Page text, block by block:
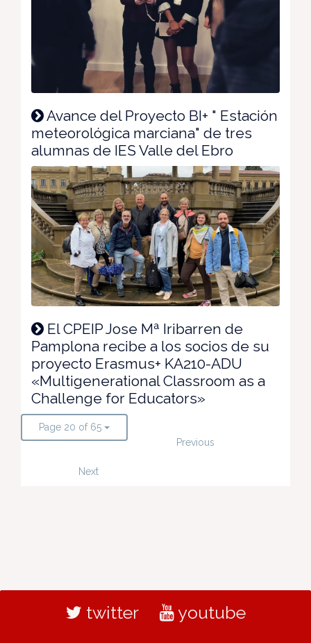
Avance del Proyecto BI+ " Estación
meteorológica marciana" de tres
alumnas de IES Valle del Ebro
El CPEIP Jose Mª Iribarren de
Pamplona recibe a los socios de su
proyecto Erasmus+ KA210-ADU
«Multigenerational Classroom as a
Challenge for Educators»
Page 20 of 65
Previous
Next
twitter youtube